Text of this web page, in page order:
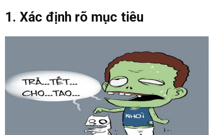
1. Xác định rõ mục tiêu